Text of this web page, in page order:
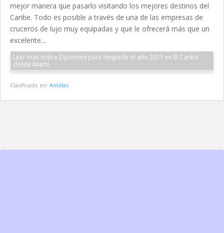
mejor manera que pasarlo visitando los mejores destinos del
Caribe. Todo es posible a través de una de las empresas de
cruceros de lujo muy equipadas y que le ofrecerá más que un
excelente...
Leer más sobre Opciones para despedir el año 2011 en El Caribe
desde Miami
Clasificado en: Antillas